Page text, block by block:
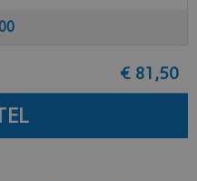
€ 81 ,50